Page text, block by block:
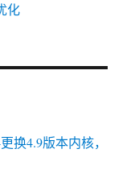
化
换4.9版本内核，